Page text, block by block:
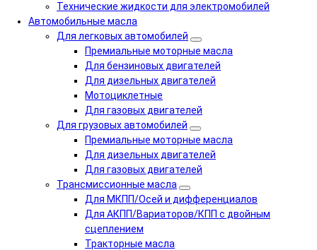
Технические жидкости для электромобилей
Автомобильные масла
Для легковых автомобилей
Премиальные моторные масла
Для бензиновых двигателей
Для дизельных двигателей
Мотоциклетные
Для газовых двигателей
Для грузовых автомобилей
Премиальные моторные масла
Для дизельных двигателей
Для газовых двигателей
Трансмиссионные масла
Для МКПП/Осей и дифференциалов
Для АКПП/Вариаторов/КПП с двойным
сцеплением
Тракторные масла